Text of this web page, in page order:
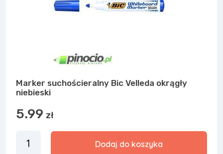
Marker suchościeralny Bic Velleda okrągły
niebieski
5.99 zł
Dodaj do koszyka